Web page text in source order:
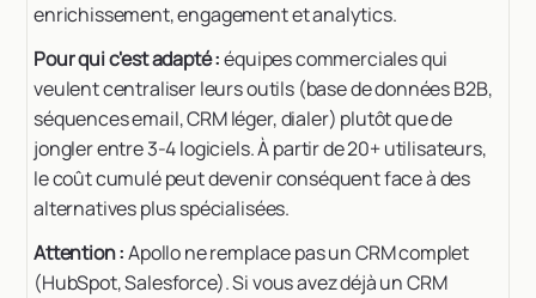
enrichissement, engagement et analytics.
Pour qui c'est adapté :équipes commerciales qui
veulent centraliser leurs outils (base de données B2B,
séquences email, CRM léger, dialer) plutôt que de
jongler entre 3-4 logiciels. À partir de 20+ utilisateurs,
le coût cumulé peut devenir conséquent face à des
alternatives plus spécialisées.
Attention :Apollo ne remplace pas un CRM complet
(HubSpot, Salesforce). Si vous avez déjà un CRM